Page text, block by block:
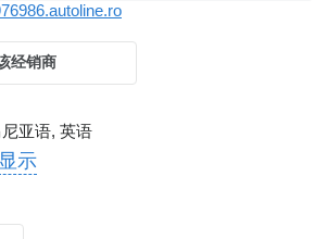
经销商
亚语, 英语
显示